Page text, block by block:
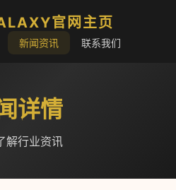
官网主页
新闻资讯 联系我们
详情
解行业资讯